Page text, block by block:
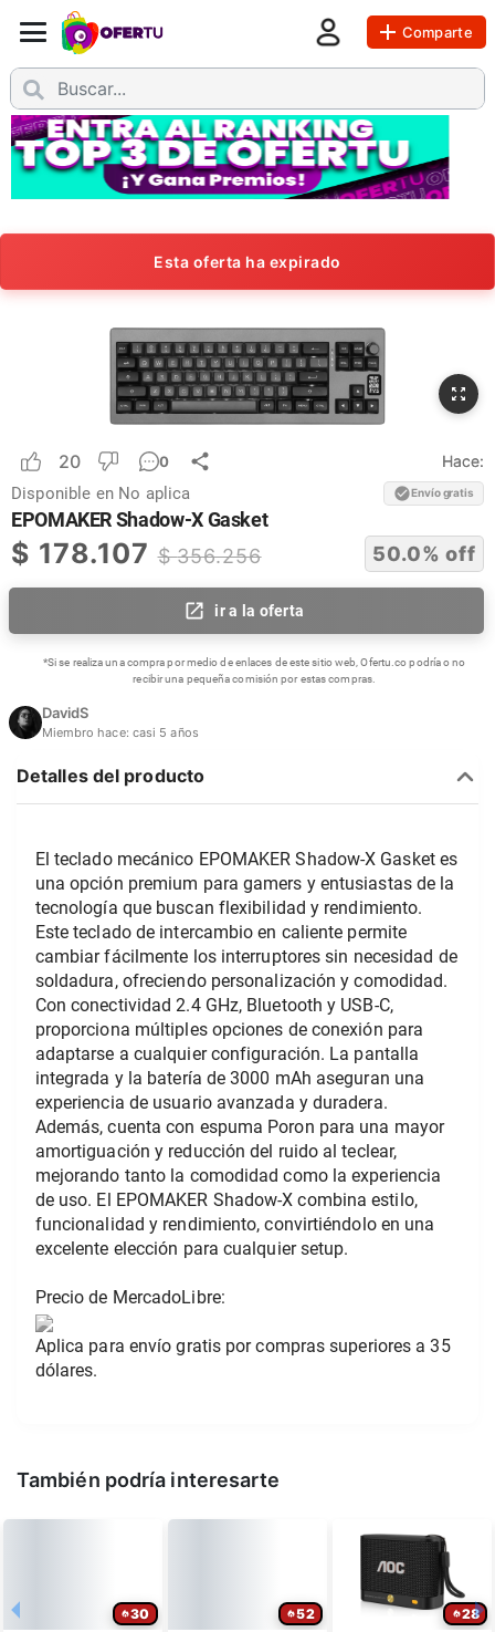
Comparte
Esta oferta ha expirado
20 0 Hace:
Disponible en No aplica Envío gratis
EPOMAKER Shadow-X Gasket
$ 178.107 $356.256 50.0% off
ir a la oferta
*Si se realiza una compra por medio de enlaces de este sitio web, Ofertu.co podría o no
recibir una pequeña comisión por estas compras.
DavidS
Miembro hace: casi 5 años
Detalles del producto
El teclado mecánico EPOMAKER Shadow-X Gasket es
una opción premium para gamers y entusiastas de la
tecnología que buscan flexibilidad y rendimiento.
Este teclado de intercambio en caliente permite
cambiar fácilmente los interruptores sin necesidad de
soldadura, ofreciendo personalización y comodidad.
Con conectividad 2.4 GHz, Bluetooth y USB-C,
proporciona múltiples opciones de conexión para
adaptarse a cualquier configuración. La pantalla
integrada y la batería de 3000 mAh aseguran una
experiencia de usuario avanzada y duradera.
Además, cuenta con espuma Poron para una mayor
amortiguación y reducción del ruido al teclear,
mejorando tanto la comodidad como la experiencia
de uso. El EPOMAKER Shadow-X combina estilo,
funcionalidad y rendimiento, convirtiéndolo en una
excelente elección para cualquier setup.
Precio de MercadoLibre:
Aplica para envío gratis por compras superiores a 35
dólares.
También podría interesarte
30 52 28